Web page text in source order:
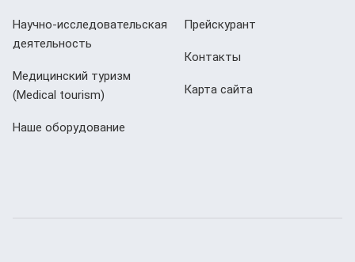
Научно-исследовательская
деятельность
Медицинский туризм
(Мedical tourism)
Наше оборудование
Прейскурант
Контакты
Карта сайта